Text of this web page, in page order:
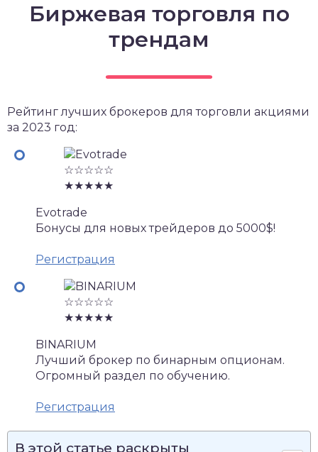
Биржевая торговля по
трендам
Рейтинг лучших брокеров для торговли акциями
за 2023 год:
☆☆☆☆☆
★★★★★
Evotrade
Бонусы для новых трейдеров до 5000$!
Регистрация
☆☆☆☆☆
★★★★★
BINARIUM
Лучший брокер по бинарным опционам.
Огромный раздел по обучению.
Регистрация
В этой статье раскрыты